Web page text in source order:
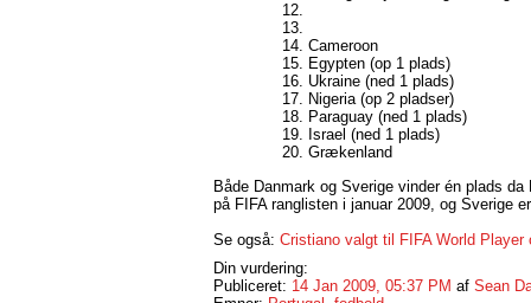
Cameroon
Egypten (op 1 plads)
Ukraine (ned 1 plads)
Nigeria (op 2 pladser)
Paraguay (ned 1 plads)
Israel (ned 1 plads)
Grækenland
Både Danmark og Sverige vinder én plads
på FIFA ranglisten i januar 2009, og Sverige
Se også: Cristiano valgt til FIFA World Player
Din vurdering:
Publiceret: 14 Jan 2009, 05:37 PM af Sean